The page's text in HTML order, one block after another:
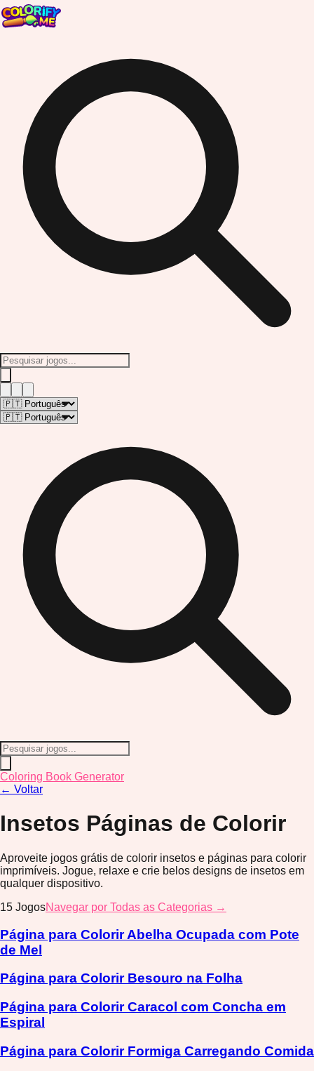
Coloring Book Generator
← Voltar
Insetos Páginas de Colorir
Aproveite jogos grátis de colorir insetos e páginas para colorir
imprimíveis. Jogue, relaxe e crie belos designs de insetos em
qualquer dispositivo.
15 JogosNavegar por Todas as Categorias →
Página para Colorir Abelha Ocupada com Pote
de Mel
Página para Colorir Besouro na Folha
Página para Colorir Caracol com Concha em
Espiral
Página para Colorir Formiga Carregando Comida